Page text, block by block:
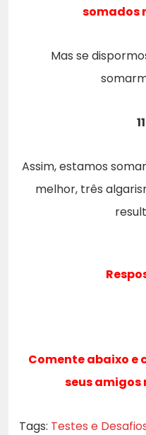
somados
Mas se
Assim, estamos
melhor, três
Comente abaixo e
seus amigos
Tags: Testes e